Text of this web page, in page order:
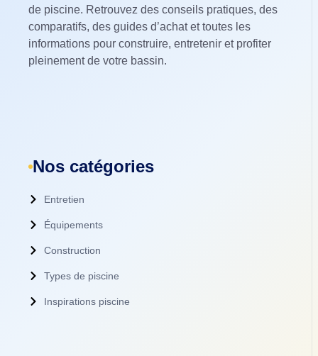
de piscine. Retrouvez des conseils pratiques, des
comparatifs, des guides d’achat et toutes les
informations pour construire, entretenir et profiter
pleinement de votre bassin.
Nos catégories
Entretien
Équipements
Construction
Types de piscine
Inspirations piscine